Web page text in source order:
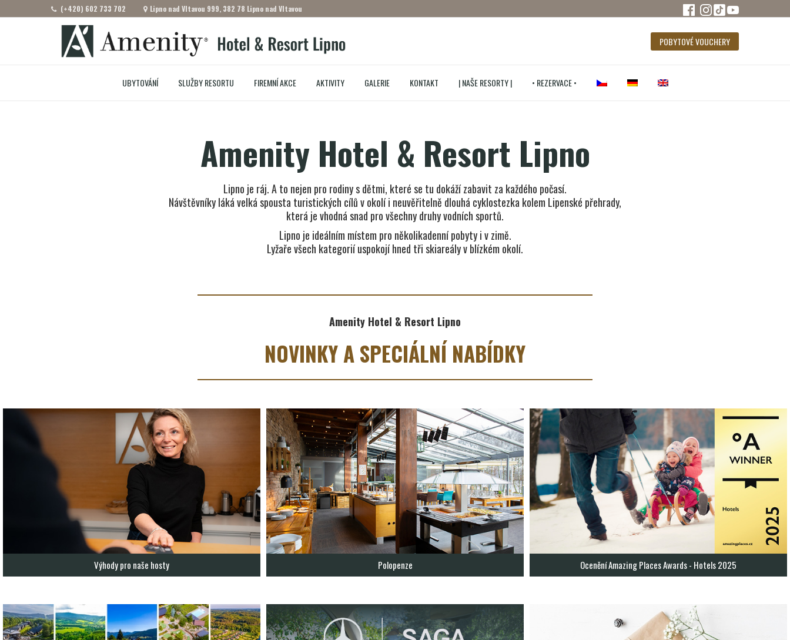
(+420) 602 733 702 Lipno nad Vltavou 999, 382 78 Lipno nad Vltavou
POBYTOVÉ VOUCHERY
UBYTOVÁNÍ SLUŽBY RESORTU FIREMNÍ AKCE AKTIVITY GALERIE KONTAKT | NAŠE RESORTY | • REZERVACE •
Amenity Hotel & Resort Lipno
Lipno je ráj. A to nejen pro rodiny s dětmi, které se tu dokáží zabavit za každého počasí.
Návštěvníky láká velká spousta turistických cílů v okolí i neuvěřitelně dlouhá cyklostezka kolem Lipenské přehrady,
která je vhodná snad pro všechny druhy vodních sportů.
Lipno je ideálním místem pro několikadenní pobyty i v zimě.
Lyžaře všech kategorií uspokojí hned tři skiareály v blízkém okolí.
Amenity Hotel & Resort Lipno
NOVINKY A SPECIÁLNÍ NABÍDKY
Výhody pro naše hosty Polopenze Ocenění Amazing Places Awards - Hotels 2025